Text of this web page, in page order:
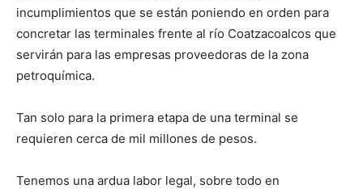
incumplimientos que se están poniendo en orden para
concretar las terminales frente al río Coatzacoalcos que
servirán para las empresas proveedoras de la zona
petroquímica.
Tan solo para la primera etapa de una terminal se
requieren cerca de mil millones de pesos.
Tenemos una ardua labor legal, sobre todo en